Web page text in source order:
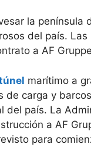
la península
del país. Las
a AF
marítimo a
de carga y
del país. La
a AF
para